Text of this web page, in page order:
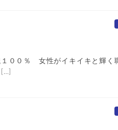
１００％ 女性がイキイキと輝く